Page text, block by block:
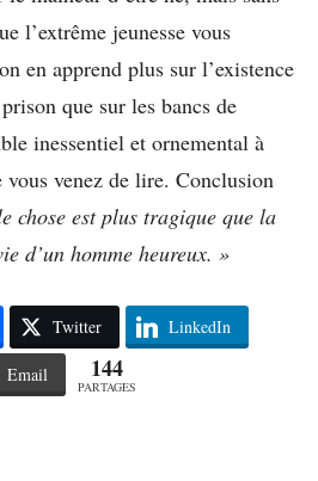
l’extrême jeunesse vous
en apprend plus sur l’existence
que sur les bancs de
inessentiel et ornemental à
venez de lire. Conclusion
chose est plus tragique que la
d’un homme heureux. »
Twitter LinkedIn
Email 144
PARTAGES